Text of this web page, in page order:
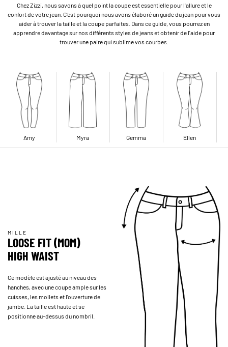
Chez Zizzi, nous savons à quel point la coupe est essentielle pour l'allure et le
confort de votre jean. C'est pourquoi nous avons élaboré un guide du jean pour vous
aider à trouver la taille et la coupe parfaites. Dans ce guide, vous pourrez en
apprendre davantage sur nos différents styles de jeans et obtenir de l'aide pour
trouver une paire qui sublime vos courbes.
Amy Myra Gemma Ellen
MILLE
LOOSE FIT (MOM)
HIGH WAIST
Ce modèle est ajusté au niveau des
hanches, avec une coupe ample sur les
cuisses, les mollets et l'ouverture de
jambe. La taille est haute et se
positionne au-dessus du nombril.